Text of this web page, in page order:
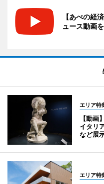
【あべの経
ュース動画
エリア特
【動画
イタリ
など展
エリア特